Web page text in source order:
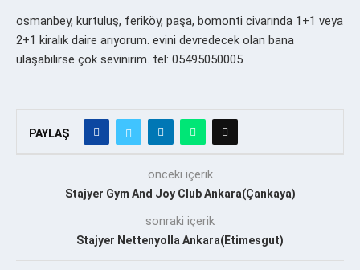
osmanbey, kurtuluş, feriköy, paşa, bomonti civarında 1+1 veya
2+1 kiralık daire arıyorum. evini devredecek olan bana
ulaşabilirse çok sevinirim. tel: 05495050005
PAYLAŞ
önceki içerik
Stajyer Gym And Joy Club Ankara(Çankaya)
sonraki içerik
Stajyer Nettenyolla Ankara(Etimesgut)